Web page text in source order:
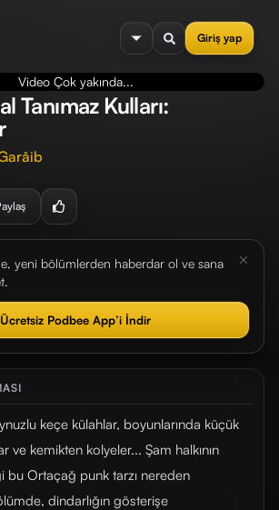
Giriş yap
Video Çok yakında...
Tanımaz Kulları:
yeni bölümlerden haberdar ol ve sana
Ücretsiz Podbee App’i İndir
keçe külahlar, boyunlarında küçük
ve kemikten kolyeler... Şam halkının
bu Ortaçağ punk tarzı nereden
dindarlığın gösterişe